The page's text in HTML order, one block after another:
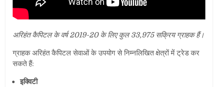
अरिहंत कैपिटल के वर्ष 2019-20 के लिए कुल 33,975 सक्रिय ग्राहक हैं।
ग्राहक अरिहंत कैपिटल सेवाओं के उपयोग से निम्नलिखित क्षेत्रों में ट्रेड कर
सकते हैं:
इक्विटी